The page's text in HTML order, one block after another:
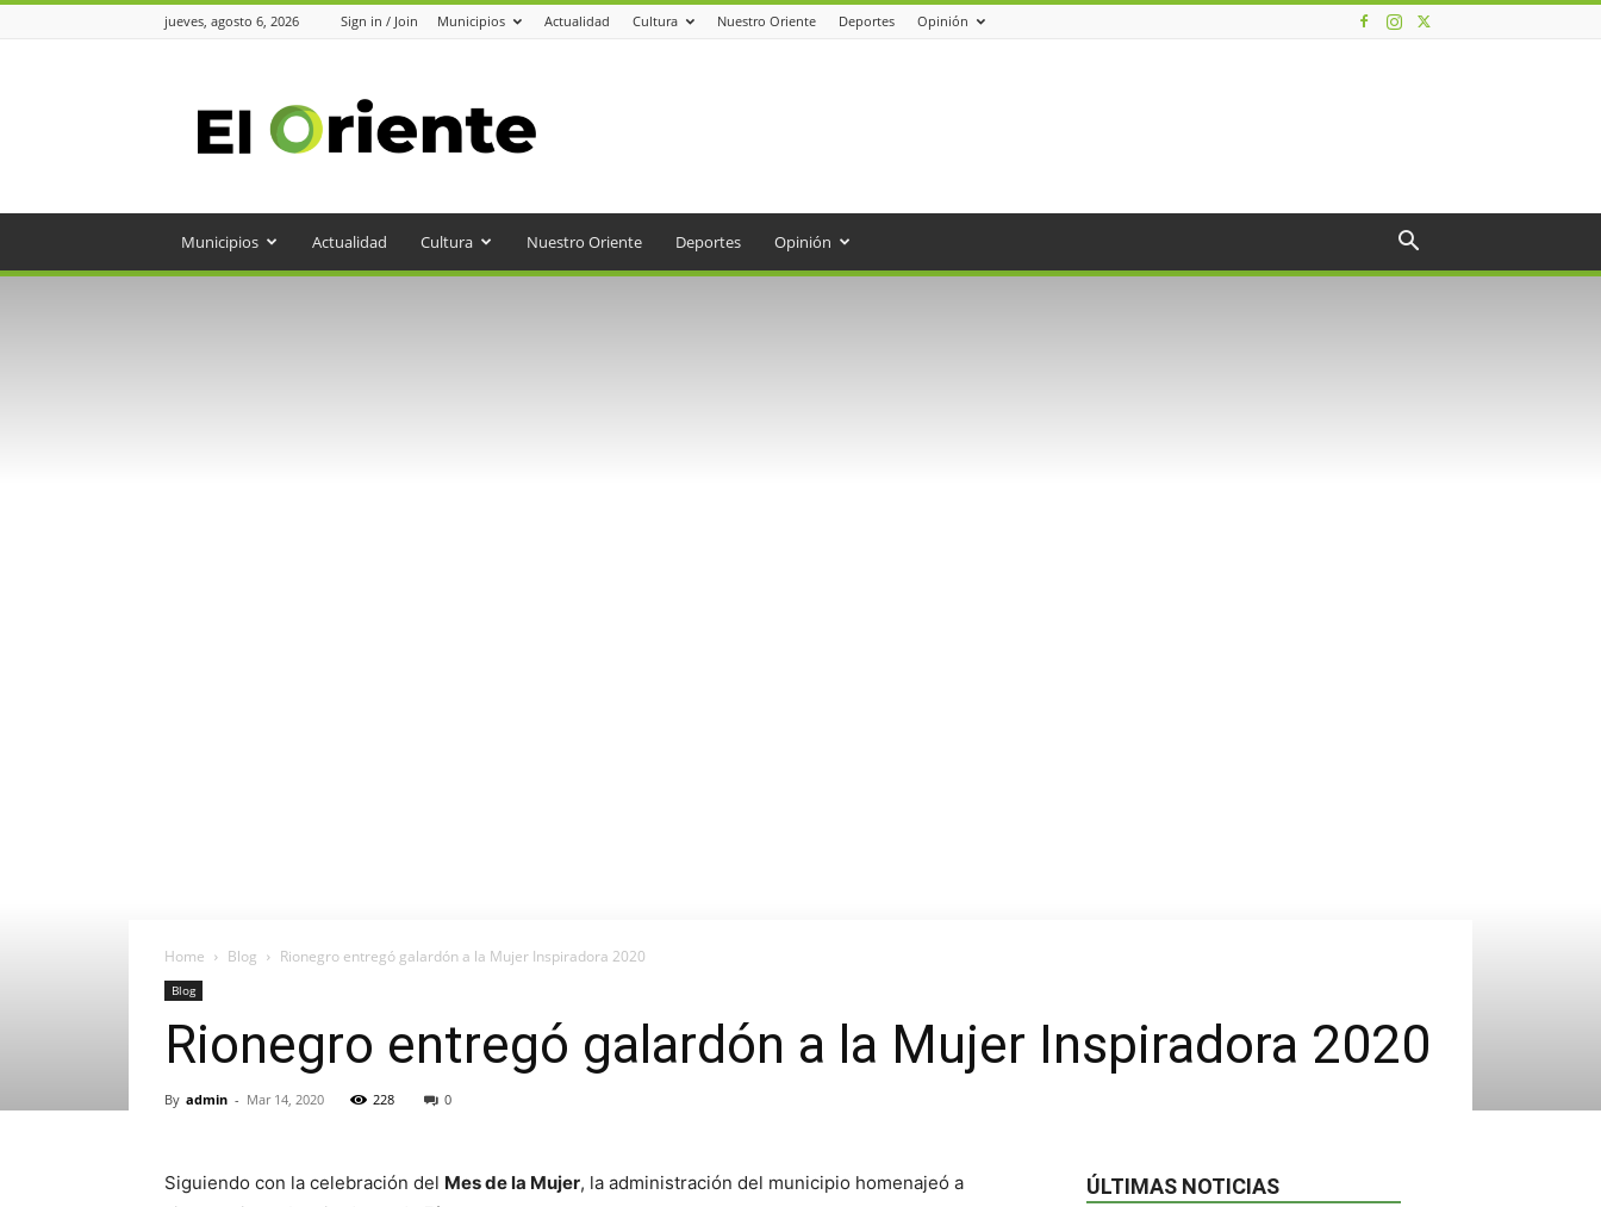
jueves, agosto 6, 2026 Sign in / Join Municipios Actualidad Cultura Nuestro Oriente Deportes Opinión
el
Oriente
Municipios Actualidad Cultura Nuestro Oriente Deportes Opinión
Home Blog Rionegro entregó galardón a la Mujer Inspiradora 2020
Blog
Rionegro entregó galardón a la Mujer Inspiradora 2020
By admin - Mar 14, 2020 228 0
Siguiendo con la celebración del Mes de la Mujer, la administración del municipio homenajeó a
ÚLTIMAS NOTICIAS